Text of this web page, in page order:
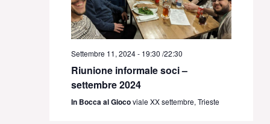
Settembre 11, 2024 - 19:30 /22:30
Riunione informale soci –
settembre 2024
In Bocca al Giocoviale XX settembre, Trieste